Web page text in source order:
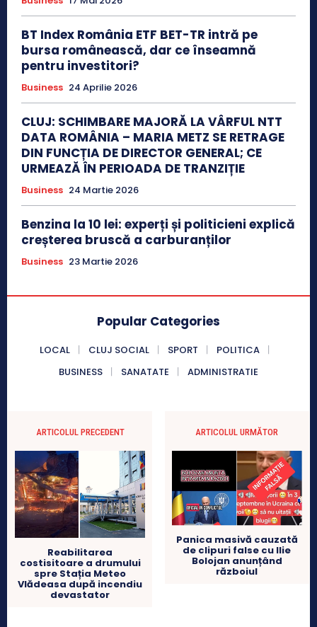
BT Index România ETF BET-TR intră pe
bursa românească, dar ce înseamnă
pentru investitori?
Business 24 Aprilie 2026
CLUJ: SCHIMBARE MAJORĂ LA VÂRFUL NTT
DATA ROMÂNIA – MARIA METZ SE RETRAGE
DIN FUNCȚIA DE DIRECTOR GENERAL; CE
URMEAZĂ ÎN PERIOADA DE TRANZIȚIE
Business 24 Martie 2026
Benzina la 10 lei: experți și politicieni explică
creșterea bruscă a carburanților
Business 23 Martie 2026
Popular Categories
LOCAL CLUJ SOCIAL SPORT
POLITICA
BUSINESS
SANATATE ADMINISTRATIE
ARTICOLUL PRECEDENT
Reabilitarea
costisitoare a drumului
spre Stația Meteo
Vlădeasa după incendiu
devastator
ARTICOLUL URMĂTOR
Panica masivă cauzată
de clipuri false cu Ilie
Bolojan anunțând
războiul